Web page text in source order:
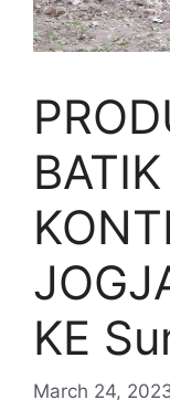
BATIK
KE
March 24,